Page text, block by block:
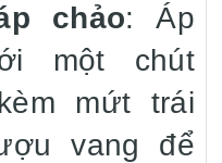
chảo: Áp
một chút
mứt trái
vang để